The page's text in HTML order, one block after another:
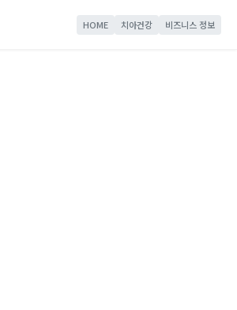
HOME 치아건강 비즈니스 정보